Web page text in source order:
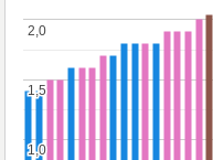
1,0
1,0
1,5
1,5
2,0
2,0